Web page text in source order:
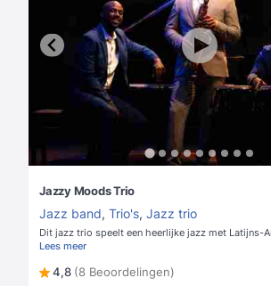
Jazzy Moods Trio
Jazz band, Trio's, Jazz trio
Dit jazz trio speelt een heerlijke jazz met Latijns-
Lees meer
4,8 (8 Beoordelingen)